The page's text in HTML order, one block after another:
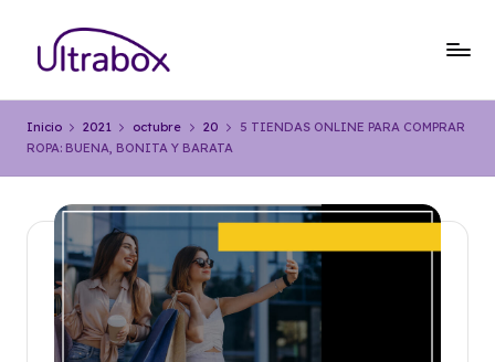
Saltar
contenido
l
o
U
lt
Inicio 2021 octubre 20
5 TIENDAS ONLINE PARA COMPRAR
ROPA: BUENA, BONITA Y BARATA